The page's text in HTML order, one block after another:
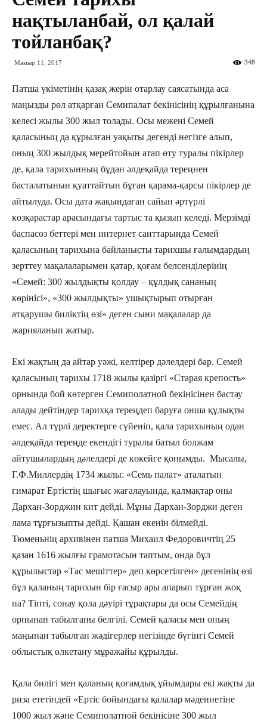
нақтыланбай, ол қалай
тойланбақ?
Мамыр 11, 2017 348
Патша үкіметінің қазақ жерін отарлау саясатында аса
маңызды рөл атқарған Семипалат бекінісінің құрылғанына
келесі жылы 300 жыл толады. Осы межені Семей
қаласының да құрылған уақыты дегенді негізге алып,
оның 300 жылдық мерейтойын атап өту туралы пікірлер
де, қала тарихынның бұдан әлдеқайда тереңнен
басталатынын қуаттайтын бұған қарама-қарсы пікірлер де
айтылуда. Осы дата жақындаған сайын әртүрлі
көзқарастар арасындағы тартыс та қызып келеді. Мерзімді
баспасөз беттері мен интернет саиттарында Семей
қаласының тарихына байланысты тарихшы ғалымдардың
зерттеу мақалаларымен қатар, қоғам белсенділерінің
«Семей: 300 жылдықты қолдау – құлдық сананың
көрінісі», «300 жылдықты» ушықтырып отырған
атқарушы биліктің өзі» деген сыни мақалалар да
жарияланып жатыр.
Екі жақтың да айтар уәжі, келтірер дәлелдері бар. Семей
қаласының тарихы 1718 жылы қазіргі «Старая крепость»
орнында бой көтерген Семиполатной бекінісінен бастау
алады дейтіндер тарихқа тереңдеп баруға онша құлықты
емес. Ал түрлі деректерге сүйеніп, қала тарихының одан
әлдеқайда тереңде екендігі туралы батыл болжам
айтушылардың дәлелдері де көкейге қонымды. Мысалы,
Г.Ф.Миллердің 1734 жылы: «Семь палат» аталатын
ғимарат Ертістің шығыс жағалауында, қалмақтар оны
Дархан-Зорджин кит дейді. Мұны Дархан-Зорджи деген
лама тұрғызыпты дейді. Қашан екенін білмейді.
Тюменьнің архивінен патша Михаил Федоровичтің 25
қазан 1616 жылғы грамотасын таптым, онда бұл
құрылыстар «Тас мешіттер» деп көрсетілген» дегенінің өзі
бұл қаланың тарихын бір ғасыр ары апарып тұрған жоқ
па? Тіпті, сонау қола дәуірі тұрақтары да осы Семейдің
орнынан табылғаны белгілі. Семей қаласы мен оның
маңынан табылған жәдігерлер негізінде бүгінгі Семей
облыстық өлкетану мұражайы құрылды.
Қала билігі мен қаланың қоғамдық ұйымдары екі жақты да
риза ететіндей «Ертіс бойындағы қалалар мәдениетіне
1000 жыл және Семиполатной бекінісіне 300 жыл